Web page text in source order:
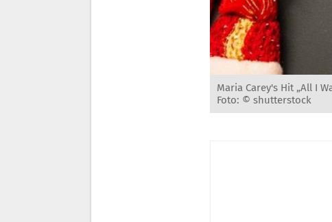
Maria Carey's Hit „All I
Foto: © shutterstock